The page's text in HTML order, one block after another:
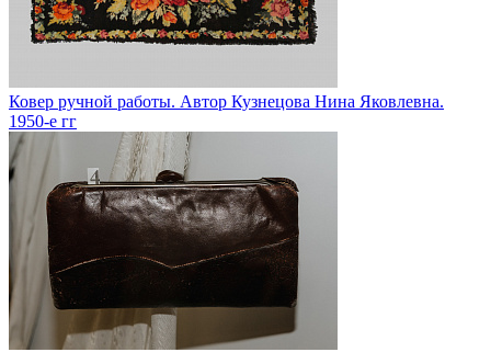
Ковер ручной работы. Автор Кузнецова Нина Яковлевна.
1950-е гг